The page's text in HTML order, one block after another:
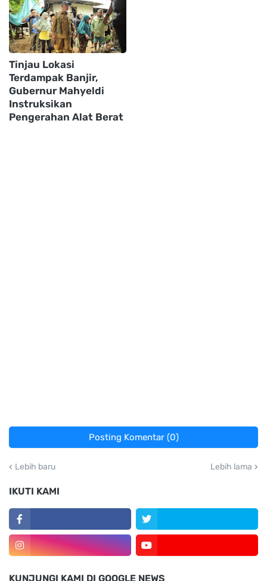
Tinjau Lokasi
Terdampak Banjir,
Gubernur Mahyeldi
Instruksikan
Pengerahan Alat Berat
Posting Komentar (0)
Lebih baru Lebih lama
IKUTI KAMI
KUNJUNGI KAMI DI GOOGLE NEWS